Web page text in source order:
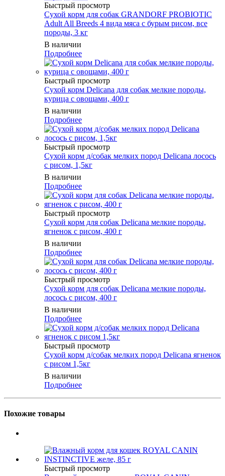
Быстрый просмотр
Сухой корм для собак GRANDORF PROBIOTIC
Adult All Breeds 4 вида мяса с бурым рисом, все
породы, 3 кг
В наличии
Подробнее
Быстрый просмотр
Сухой корм Delicana для собак мелкие породы,
курица с овощами, 400 г
В наличии
Подробнее
Быстрый просмотр
Сухой корм д/собак мелких пород Delicana лосось
с рисом, 1,5кг
В наличии
Подробнее
Быстрый просмотр
Сухой корм для собак Delicana мелкие породы,
ягненок с рисом, 400 г
В наличии
Подробнее
Быстрый просмотр
Сухой корм для собак Delicana мелкие породы,
лосось с рисом, 400 г
В наличии
Подробнее
Быстрый просмотр
Сухой корм д/собак мелких пород Delicana ягненок
с рисом 1,5кг
В наличии
Подробнее
Похожие товары
Быстрый просмотр